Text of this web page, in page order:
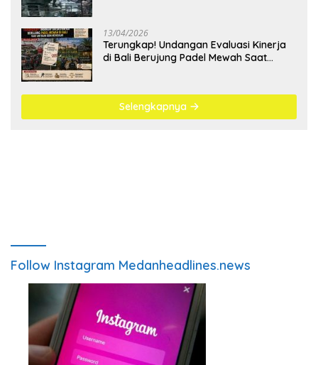
13/04/2026
Terungkap! Undangan Evaluasi Kinerja
di Bali Berujung Padel Mewah Saat
Selengkapnya
Follow Instagram Medanheadlines.news